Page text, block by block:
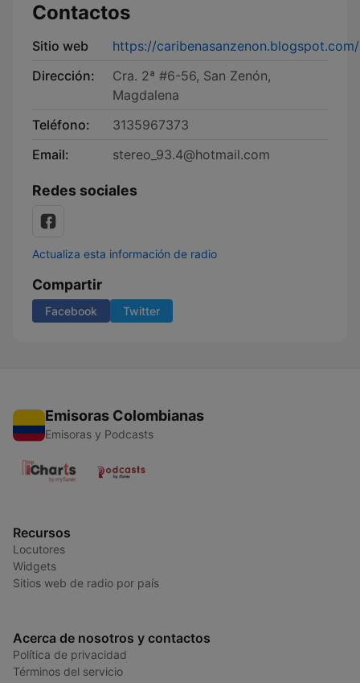
Contactos
Sitio web
https://caribenasanzenon.blogspot.com/
Dirección:
Cra. 2ª #6-56, San Zenón,
Magdalena
Teléfono:
3135967373
Email:
stereo_93.4@hotmail.com
Redes sociales
Actualiza esta información de radio
Compartir
Facebook Twitter
Emisoras Colombianas
Emisoras y Podcasts
Recursos
Locutores
Widgets
Sitios web de radio por país
Acerca de nosotros y contactos
Política de privacidad
Términos del servicio